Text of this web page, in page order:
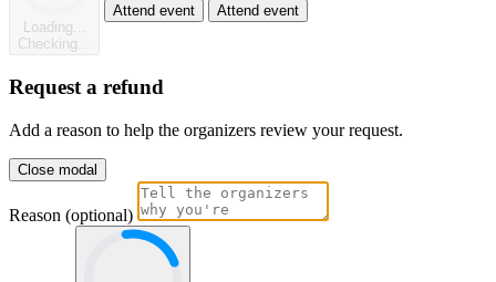
Loading...
Checking...
Attend event Attend event
Request a refund
Add a reason to help the organizers review your request.
Close modal
Reason (optional)